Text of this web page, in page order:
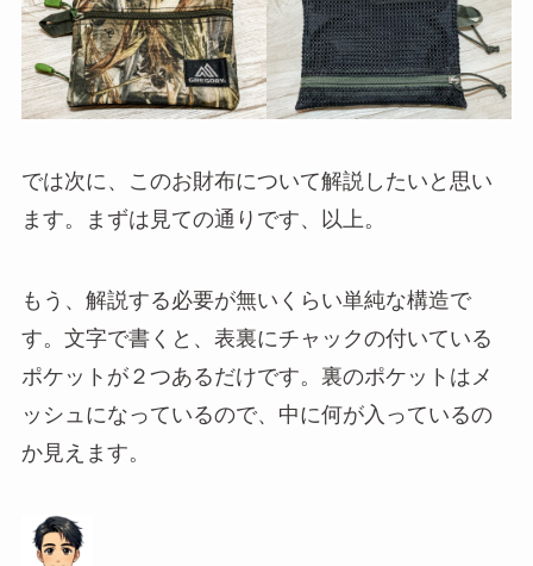
では次に、このお財布について解説したいと思い
ます。まずは見ての通りです、以上。
もう、解説する必要が無いくらい単純な構造で
す。文字で書くと、表裏にチャックの付いている
ポケットが２つあるだけです。裏のポケットはメ
ッシュになっているので、中に何が入っているの
か見えます。